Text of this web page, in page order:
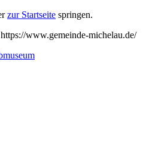
zur Startseite springen.
www.gemeinde-michelau.de/